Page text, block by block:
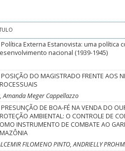
Política Externa Estanovista: uma política
nacional (1939-1945)
DO MAGISTRADO FRENTE AOS
Amanda Meger Cappellazzo
DE BOA-FÉ NA VENDA DO
AMBIENTAL: O CONTROLE DE
INSTRUMENTO DE COMBATE AO
FILOMENO PINTO, ANDRIELLY